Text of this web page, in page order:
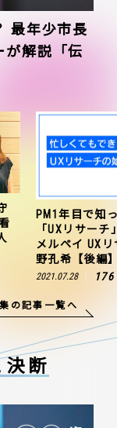
最年少市長
が解説「伝
PM1年目で知
「UXリサー
メルペイ UX
野孔希【後編
2021.07.28 176
の記事一覧へ
決断